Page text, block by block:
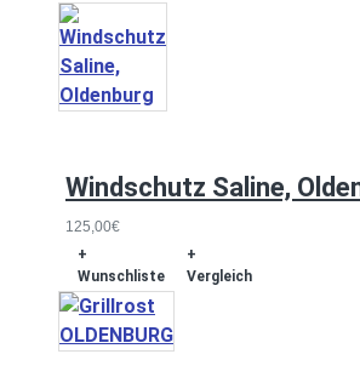
Windschutz Saline,
125,00€
+
Wunschliste
+
Vergleich